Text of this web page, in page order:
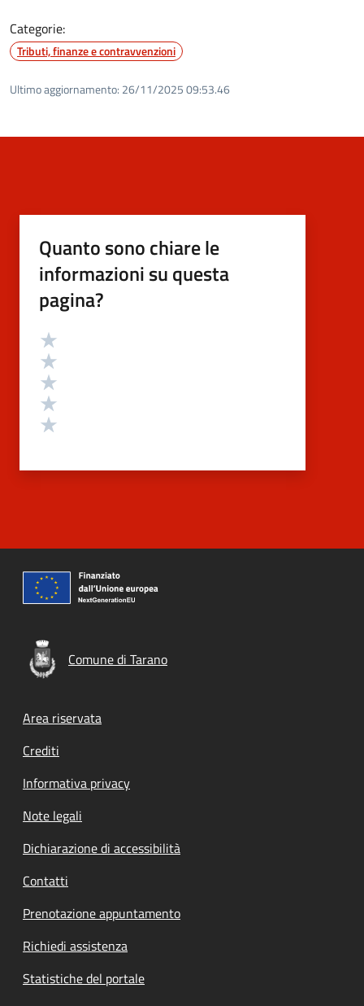
Categorie:
Tributi, finanze e contravvenzioni
Ultimo aggiornamento: 26/11/2025 09:53.46
Quanto sono chiare le
informazioni su questa
pagina?
Valutazione
Comune di Tarano
Footer menu
Area riservata
Crediti
Informativa privacy
Note legali
Dichiarazione di accessibilità
Contatti
Prenotazione appuntamento
Richiedi assistenza
Statistiche del portale